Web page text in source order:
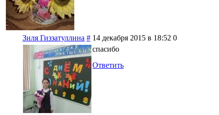
Зиля Гиззатуллина # 14 декабря 2015 в 18:52 0
спасибо
Ответить